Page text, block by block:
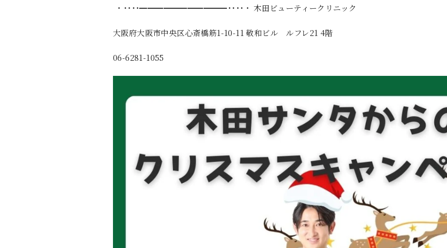
・････━━━━━━━━━━━････・ 木田ビューティークリニック
大阪府大阪市中央区心斎橋筋1-10-11 敬和ビル ルフレ21 4階
06-6281-1055